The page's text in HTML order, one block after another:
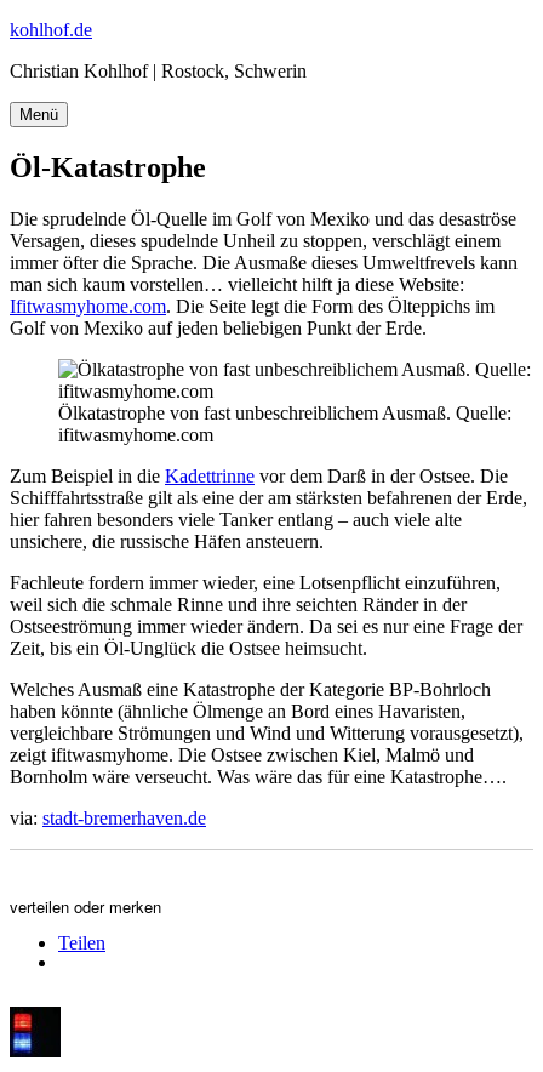
Zum
springen
kohlhof.de
Christian Kohlhof | Rostock, Schwerin
Menü
Öl-Katastrophe
Die sprudelnde Öl-Quelle im Golf von Mexiko und das desaströse
Versagen, dieses spudelnde Unheil zu stoppen, verschlägt einem
immer öfter die Sprache. Die Ausmaße dieses Umweltfrevels kann
man sich kaum vorstellen… vielleicht hilft ja diese Website:
Ifitwasmyhome.com. Die Seite legt die Form des Ölteppichs im
Golf von Mexiko auf jeden beliebigen Punkt der Erde.
Ölkatastrophe von fast unbeschreiblichem Ausmaß. Quelle:
ifitwasmyhome.com
Zum Beispiel in die Kadettrinne vor dem Darß in der Ostsee. Die
Schifffahrtsstraße gilt als eine der am stärksten befahrenen der Erde,
hier fahren besonders viele Tanker entlang – auch viele alte
unsichere, die russische Häfen ansteuern.
Fachleute fordern immer wieder, eine Lotsenpflicht einzuführen,
weil sich die schmale Rinne und ihre seichten Ränder in der
Ostseeströmung immer wieder ändern. Da sei es nur eine Frage der
Zeit, bis ein Öl-Unglück die Ostsee heimsucht.
Welches Ausmaß eine Katastrophe der Kategorie BP-Bohrloch
haben könnte (ähnliche Ölmenge an Bord eines Havaristen,
vergleichbare Strömungen und Wind und Witterung vorausgesetzt),
zeigt ifitwasmyhome. Die Ostsee zwischen Kiel, Malmö und
Bornholm wäre verseucht. Was wäre das für eine Katastrophe….
via: stadt-bremerhaven.de
verteilen oder merken
Teilen